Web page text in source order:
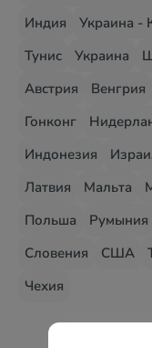
Индия
Украина -
Тунис
Украина
Австрия
Венгрия
Гонконг
Индонезия
Латвия
Мальта
Польша
Румыния
Словения
США
Чехия